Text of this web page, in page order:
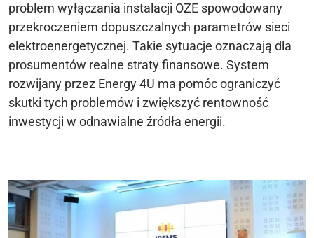
problem wyłączania instalacji OZE spowodowany
przekroczeniem dopuszczalnych parametrów sieci
elektroenergetycznej. Takie sytuacje oznaczają dla
prosumentów realne straty finansowe. System
rozwijany przez Energy 4U ma pomóc ograniczyć
skutki tych problemów i zwiększyć rentowność
inwestycji w odnawialne źródła energii.